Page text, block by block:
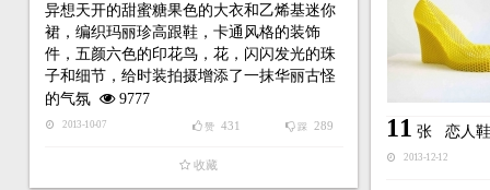
11 张 恋人
2013-12-12
异想天开的甜蜜糖果色的大衣和乙烯基迷你
裙，编织玛丽珍高跟鞋，卡通风格的装饰
件，五颜六色的印花鸟，花，闪闪发光的珠
子和细节，给时装拍摄增添了一抹华丽古怪
的气氛
9777
2013-10-07 踩 289
赞 431
收藏